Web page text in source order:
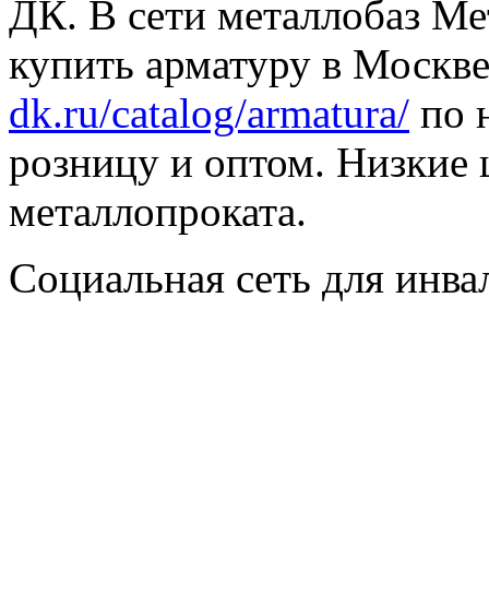
ДК. В сети металлобаз
купить арматуру в
dk.ru/catalog/armatura/ по
розницу и оптом. Низкие
металлопроката.
Социальная сеть для